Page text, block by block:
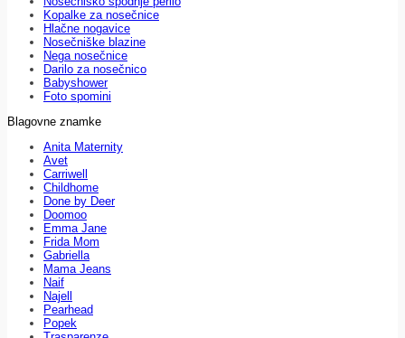
Kopalke za nosečnice
Hlačne nogavice
Nosečniške blazine
Nega nosečnice
Darilo za nosečnico
Babyshower
Foto spomini
Blagovne znamke
Anita Maternity
Avet
Carriwell
Childhome
Done by Deer
Doomoo
Emma Jane
Frida Mom
Gabriella
Mama Jeans
Naif
Najell
Pearhead
Popek